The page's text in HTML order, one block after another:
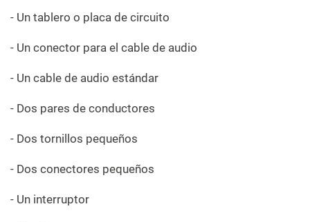
- Un tablero o placa de circuito
- Un conector para el cable de audio
- Un cable de audio estándar
- Dos pares de conductores
- Dos tornillos pequeños
- Dos conectores pequeños
- Un interruptor